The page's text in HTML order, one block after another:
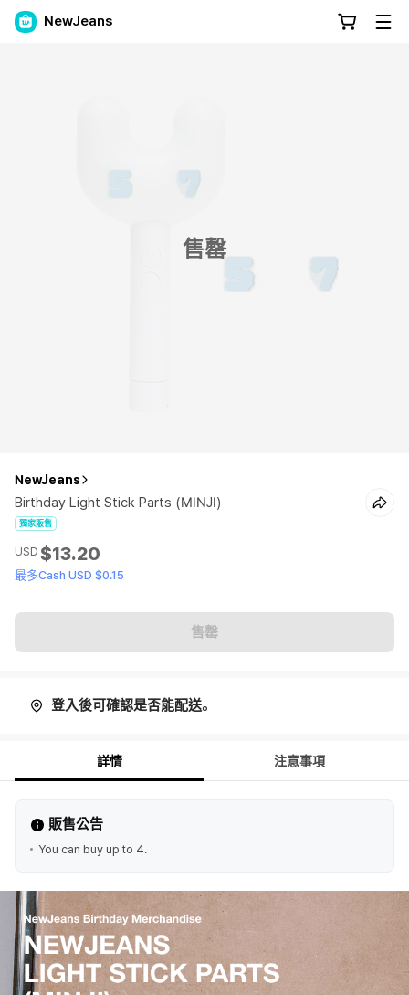
NewJeans
售罄
NewJeans
Birthday Light Stick Parts (MINJI)
獨家販售
USD $13.20
最多Cash USD $0.15
售罄
登入後可確認是否能配送。
詳情 注意事項
販售公告
You can buy up to 4.